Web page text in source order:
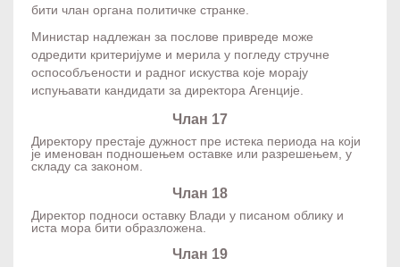
бити члан органа политичке странке.
Министар надлежан за послове привреде може
одредити критеријуме и мерила у погледу стручне
оспособљености и радног искуства које морају
испуњавати кандидати за директора Агенције.
Члан 17
Директору престаје дужност пре истека периода на који
је именован подношењем оставке или разрешењем, у
складу са законом.
Члан 18
Директор подноси оставку Влади у писаном облику и
иста мора бити образложена.
Члан 19